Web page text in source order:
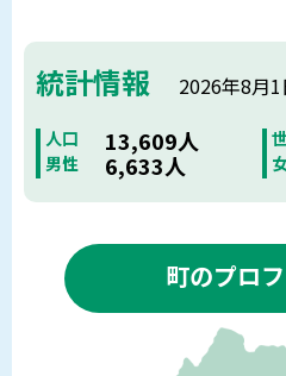
統計情報 2026年8月
人口 13,609人
男性 6,633人
町のプロ